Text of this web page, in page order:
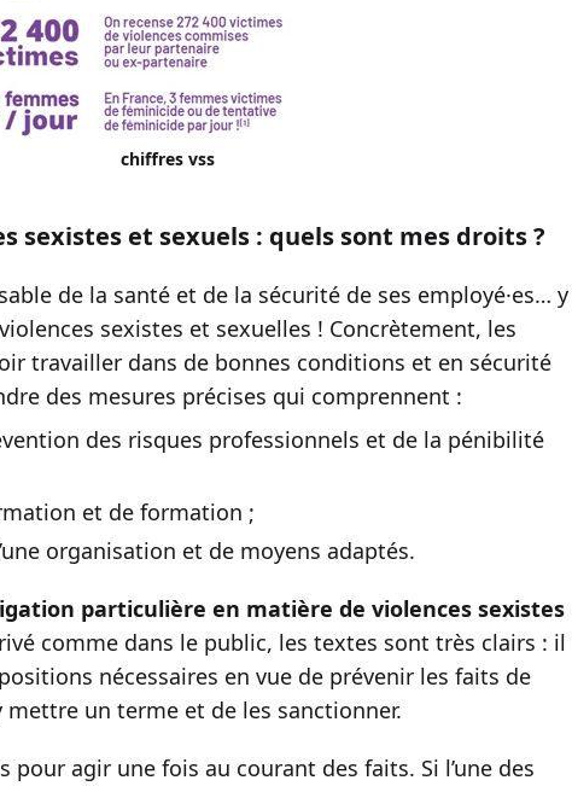
chiffres vss
sexistes et sexuels : quels sont mes droits ?
de la santé et de la sécurité de ses employé·es… y
sexistes et sexuelles ! Concrètement, les
travailler dans de bonnes conditions et en sécurité
des mesures précises qui comprennent :
des risques professionnels et de la pénibilité
et de formation ;
organisation et de moyens adaptés.
particulière en matière de violences sexistes
comme dans le public, les textes sont très clairs : il
nécessaires en vue de prévenir les faits de
mettre un terme et de les sanctionner.
pour agir une fois au courant des faits. Si l’une des